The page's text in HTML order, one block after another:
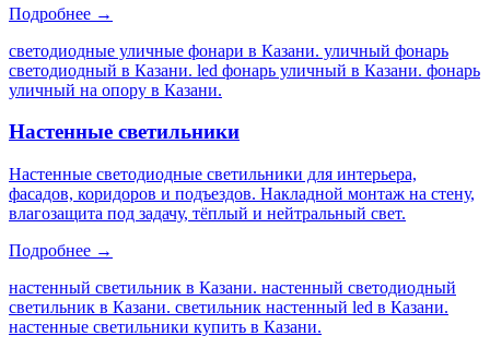
Подробнее →
светодиодные уличные фонари в Казани. уличный фонарь
светодиодный в Казани. led фонарь уличный в Казани. фонарь
уличный на опору в Казани.
Настенные светильники
Настенные светодиодные светильники для интерьера,
фасадов, коридоров и подъездов. Накладной монтаж на стену,
влагозащита под задачу, тёплый и нейтральный свет.
Подробнее →
настенный светильник в Казани. настенный светодиодный
светильник в Казани. светильник настенный led в Казани.
настенные светильники купить в Казани.